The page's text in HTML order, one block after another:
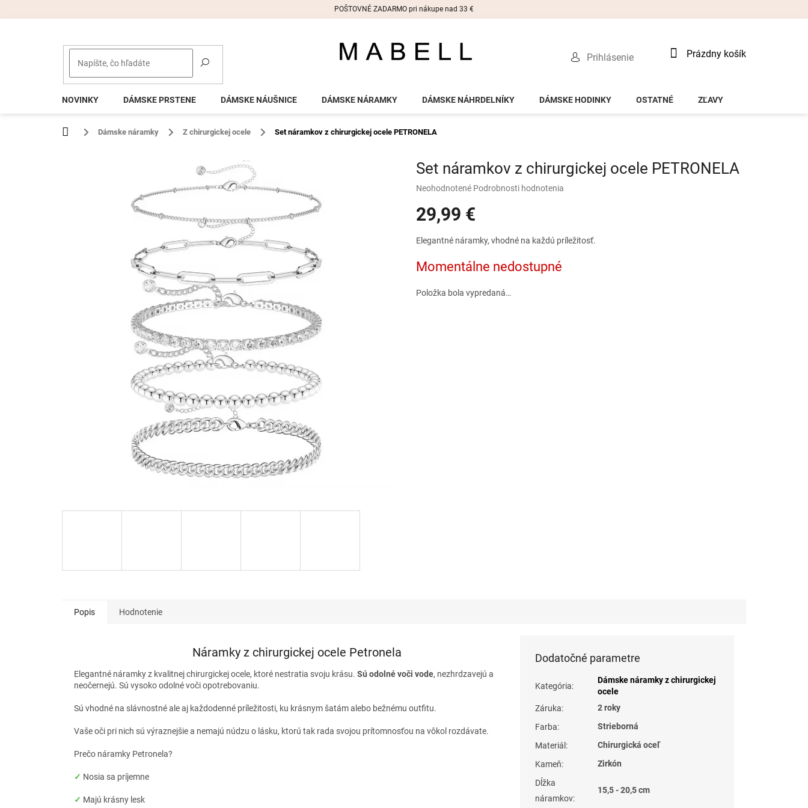
POŠTOVNÉ ZADARMO pri nákupe nad 33 €
Prihlásenie
Nákupný
Prázdny košík
NOVINKY DÁMSKE PRSTENE DÁMSKE NÁUŠNICE DÁMSKE NÁRAMKY DÁMSKE NÁHRDELNÍKY DÁMSKE HODINKY OSTATNÉ ZĽAVY
Domov Dámske náramky Z chirurgickej ocele Set náramkov z chirurgickej ocele PETRONELA
Set náramkov z chirurgickej ocele PETRONELA
Priemerné
produktu
je
z
hviezdičiek.
Neohodnotené Podrobnosti hodnotenia
29,99 €
cena:
Elegantné náramky, vhodné na každú príležitosť.
Momentálne nedostupné
Položka bola vypredaná…
Popis Hodnotenie
Náramky z chirurgickej ocele Petronela
Elegantné náramky z kvalitnej chirurgickej ocele, ktoré nestratia svoju krásu. Sú odolné voči vode, nezhrdzavejú a
neočernejú. Sú vysoko odolné voči opotrebovaniu.
Sú vhodné na slávnostné ale aj každodenné príležitosti, ku krásnym šatám alebo bežnému outfitu.
Vaše oči pri nich sú výraznejšie a nemajú núdzu o lásku, ktorú tak rada svojou prítomnosťou na vôkol rozdávate.
Prečo náramky Petronela?
✓ Nosia sa príjemne
✓ Majú krásny lesk
Dodatočné parametre
Kategória:
Dámske náramky z chirurgickej
ocele
Záruka:
2 roky
Farba:
Strieborná
Materiál :
Chirurgická oceľ
Kameň:
Zirkón
Dĺžka
náramkov:
15,5 - 20,5 cm